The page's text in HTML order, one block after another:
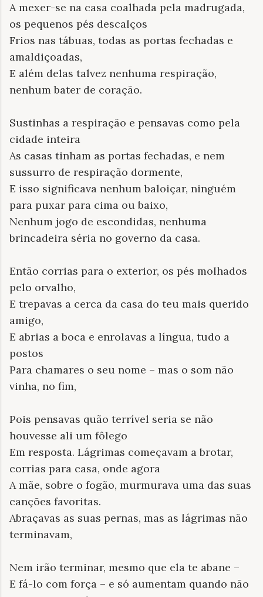
A mexer-se na casa coalhada pela madrugada,
os pequenos pés descalços
Frios nas tábuas, todas as portas fechadas e
amaldiçoadas,
E além delas talvez nenhuma respiração,
nenhum bater de coração.
Sustinhas a respiração e pensavas como pela
cidade inteira
As casas tinham as portas fechadas, e nem
sussurro de respiração dormente,
E isso significava nenhum baloiçar, ninguém
para puxar para cima ou baixo,
Nenhum jogo de escondidas, nenhuma
brincadeira séria no governo da casa.
Então corrias para o exterior, os pés molhados
pelo orvalho,
E trepavas a cerca da casa do teu mais querido
amigo,
E abrias a boca e enrolavas a língua, tudo a
postos
Para chamares o seu nome – mas o som não
vinha, no fim,
Pois pensavas quão terrível seria se não
houvesse ali um fôlego
Em resposta. Lágrimas começavam a brotar,
corrias para casa, onde agora
A mãe, sobre o fogão, murmurava uma das suas
canções favoritas.
Abraçavas as suas pernas, mas as lágrimas não
terminavam,
Nem irão terminar, mesmo que ela te abane –
E fá-lo com força – e só aumentam quando não